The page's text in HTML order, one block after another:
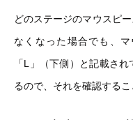
どのステージのマウスピ
なくなった場合でも、
「L」（下側）と記載さ
るので、それを確認する